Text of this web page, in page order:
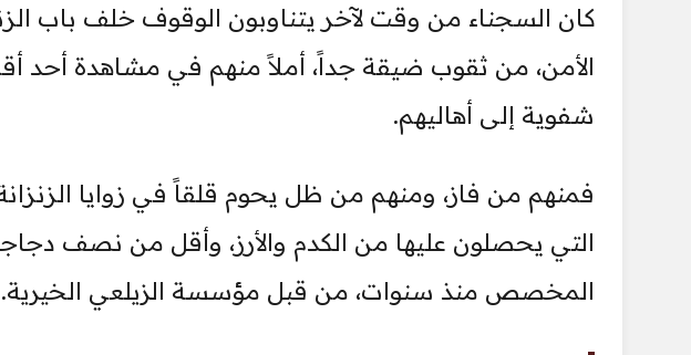
كان السجناء من وقت لآخر يتناوبون الوقوف خلف باب
الأمن، من ثقوب ضيقة جداً، أملاً منهم في مشاهدة أحد
شفوية إلى أهاليهم.
فمنهم من فاز، ومنهم من ظل يحوم قلقاً في زوايا
التي يحصلون عليها من الكدم والأرز، وأقل من نصف
المخصص منذ سنوات، من قبل مؤسسة الزيلعي الخيرية.